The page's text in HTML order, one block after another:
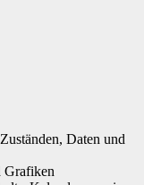
Daten und
Grafiken